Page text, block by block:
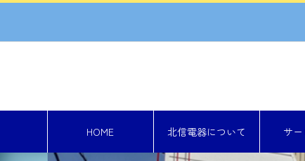
HOME 北信電器について サ